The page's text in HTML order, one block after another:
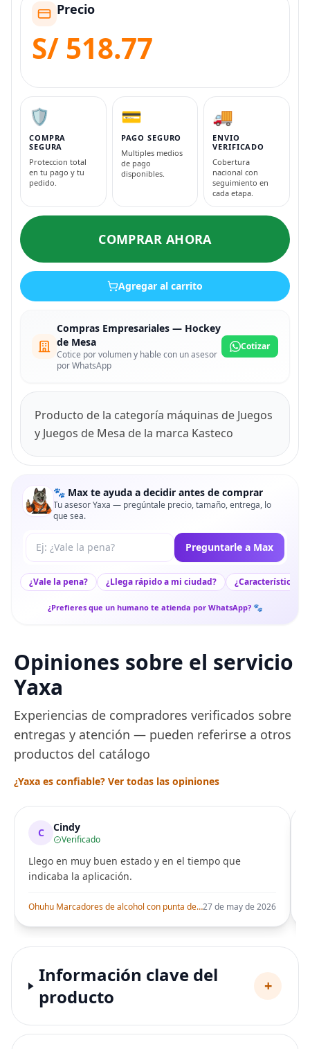
Precio
S/ 518.77
🛡️
COMPRA
SEGURA
Proteccion total
en tu pago y tu
pedido.
💳
PAGO SEGURO
Multiples medios
de pago
disponibles.
🚚
ENVIO
VERIFICADO
Cobertura
nacional con
seguimiento en
cada etapa.
COMPRAR AHORA
Agregar al carrito
Compras Empresariales — Hockey
de Mesa
Cotice por volumen y hable con un asesor
por WhatsApp
Cotizar
Producto de la categoría máquinas de Juegos
y Juegos de Mesa de la marca Kasteco
🐾 Max te ayuda a decidir antes de comprar
Tu asesor Yaxa — pregúntale precio, tamaño, entrega, lo
que sea.
Tu pregunta a Max Preguntarle a Max
¿Vale la pena? ¿Llega rápido a mi ciudad? ¿Características
¿Prefieres que un humano te atienda por WhatsApp? 🐾
Opiniones sobre el servicio
Yaxa
Experiencias de compradores verificados sobre
entregas y atención — pueden referirse a otros
productos del catálogo
¿Yaxa es confiable? Ver todas las opiniones
C Cindy
Verificado
Llego en muy buen estado y en el tiempo que
indicaba la aplicación.
Ohuhu Marcadores de alcohol con punta de pincel – Juego de marcadores artísticos de doble punta con certificación AP para artistas adultos27 de may de 2026
Información clave del
producto
+